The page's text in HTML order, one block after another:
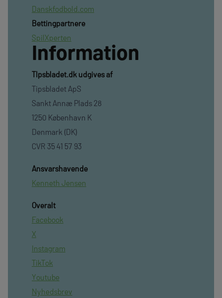
Danskfodbold.com
Bettingpartnere
SpilXperten
Information
TIpsbladet.dk udgives af
Tipsbladet ApS
Sankt Annæ Plads 28
1250 København K
Denmark (DK)
CVR 35 41 57 93
Ansvarshavende
Kenneth Jensen
Overalt
Facebook
X
Instagram
TikTok
Youtube
Nyhedsbrev